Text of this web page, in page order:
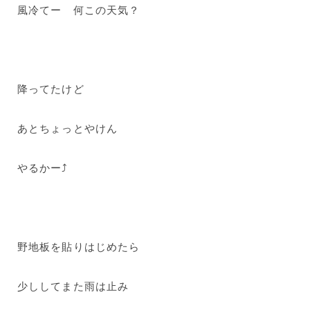
風冷てー 何この天気？
降ってたけど
あとちょっとやけん
やるかー⤴
野地板を貼りはじめたら
少ししてまた雨は止み